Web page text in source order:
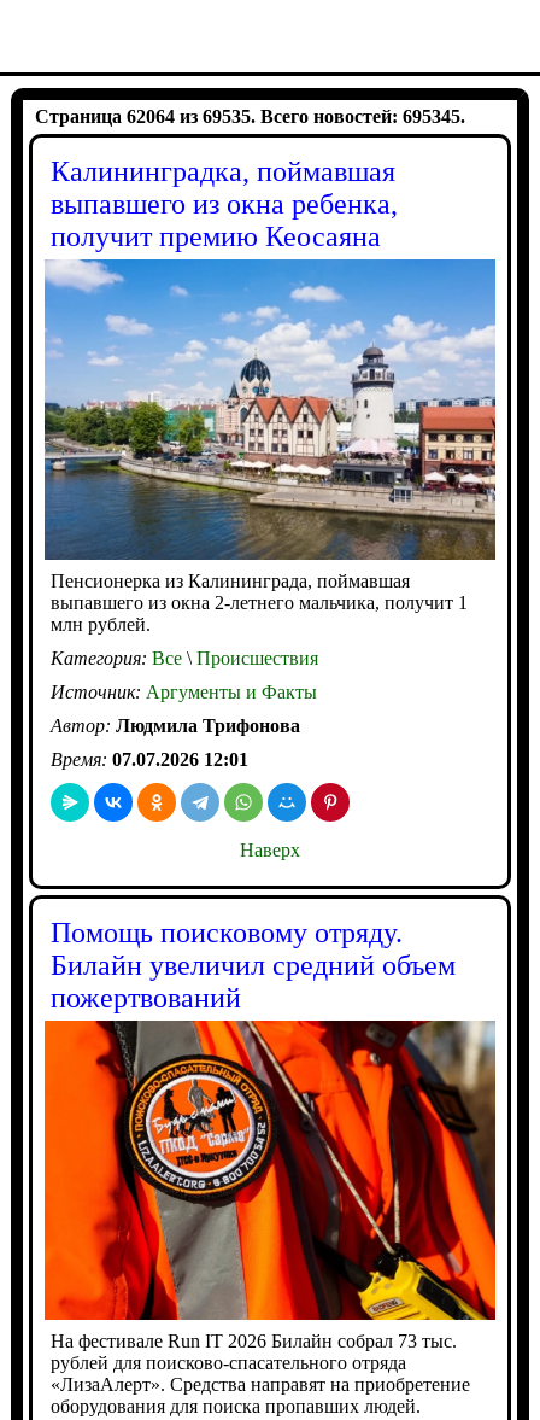
Страница 62064 из 69535. Всего новостей: 695345.
Калининградка, поймавшая
выпавшего из окна ребенка,
получит премию Кеосаяна
Пенсионерка из Калининграда, поймавшая
выпавшего из окна 2-летнего мальчика, получит 1
млн рублей.
Категория: Все\Происшествия
Источник: Аргументы и Факты
Автор: Людмила Трифонова
Время: 07.07.2026 12:01
Наверх
Помощь поисковому отряду.
Билайн увеличил средний объем
пожертвований
На фестивале Run IT 2026 Билайн собрал 73 тыс.
рублей для поисково-спасательного отряда
«ЛизаАлерт». Средства направят на приобретение
оборудования для поиска пропавших людей.